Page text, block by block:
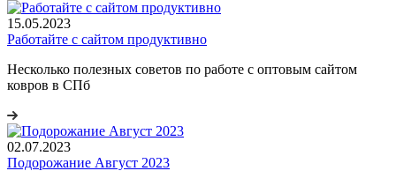
15.05.2023
Работайте с сайтом продуктивно
Несколько полезных советов по работе с оптовым сайтом
ковров в СПб
02.07.2023
Подорожание Август 2023